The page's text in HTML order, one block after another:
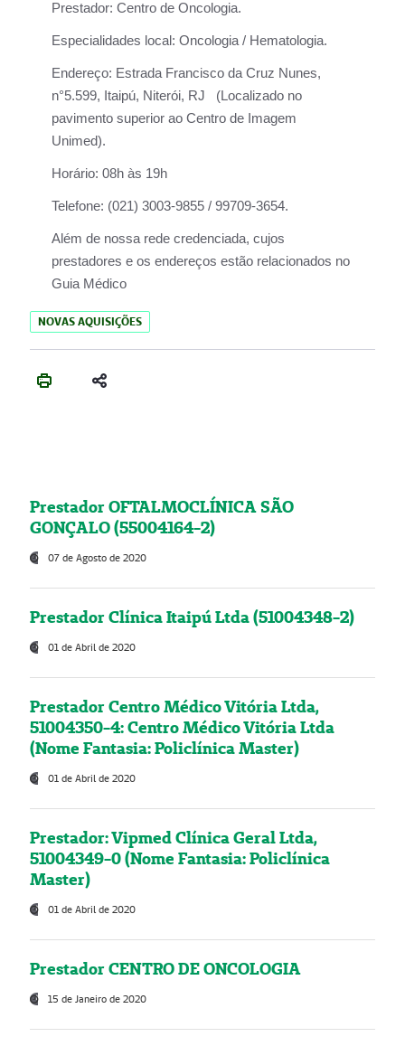
Prestador: Centro de Oncologia.
Especialidades local: Oncologia / Hematologia.
Endereço: Estrada Francisco da Cruz Nunes,
n°5.599, Itaipú, Niterói, RJ (Localizado no
pavimento superior ao Centro de Imagem
Unimed).
Horário: 08h às 19h
Telefone: (021) 3003-9855 / 99709-3654.
Além de nossa rede credenciada, cujos
prestadores e os endereços estão relacionados no
Guia Médico
NOVAS AQUISIÇÕES
Prestador OFTALMOCLÍNICA SÃO
GONÇALO (55004164-2)
07 de Agosto de 2020
Prestador Clínica Itaipú Ltda (51004348-2)
01 de Abril de 2020
Prestador Centro Médico Vitória Ltda,
51004350-4: Centro Médico Vitória Ltda
(Nome Fantasia: Policlínica Master)
01 de Abril de 2020
Prestador: Vipmed Clínica Geral Ltda,
51004349-0 (Nome Fantasia: Policlínica
Master)
01 de Abril de 2020
Prestador CENTRO DE ONCOLOGIA
15 de Janeiro de 2020